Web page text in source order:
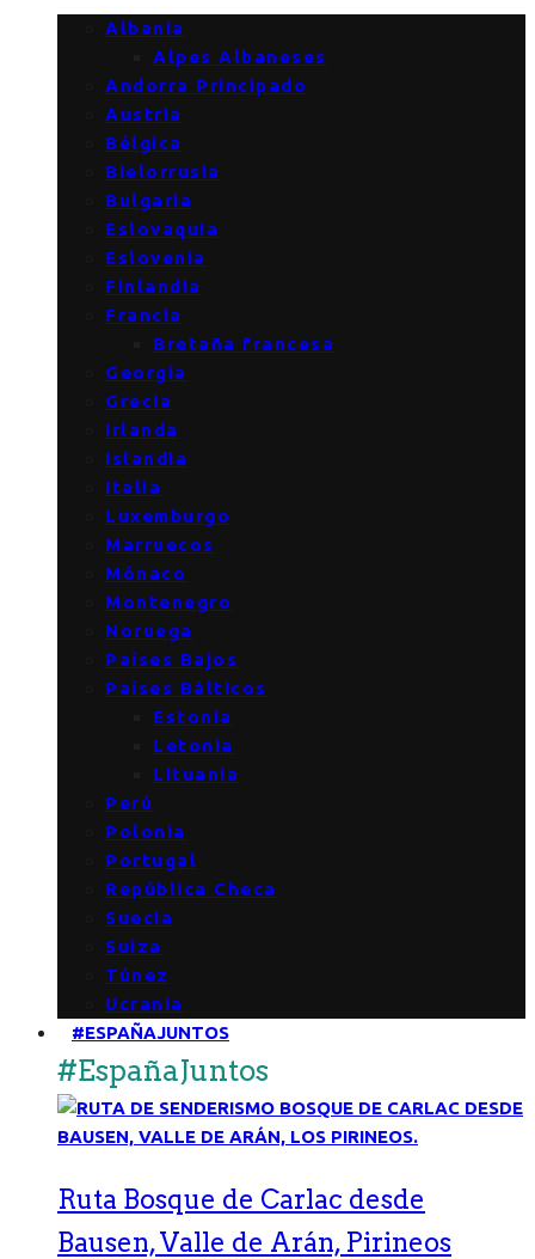
Albania
Alpes Albaneses
Andorra Principado
Austria
Bélgica
Bielorrusia
Bulgaria
Eslovaquia
Eslovenia
Finlandia
Francia
Bretaña francesa
Georgia
Grecia
Irlanda
Islandia
Italia
Luxemburgo
Marruecos
Mónaco
Montenegro
Noruega
Países Bajos
Países Bálticos
Estonia
Letonia
Lituania
Perú
Polonia
Portugal
República Checa
Suecia
Suiza
Túnez
Ucrania
#ESPAÑAJUNTOS
#EspañaJuntos
Ruta Bosque de Carlac desde
Bausen, Valle de Arán, Pirineos